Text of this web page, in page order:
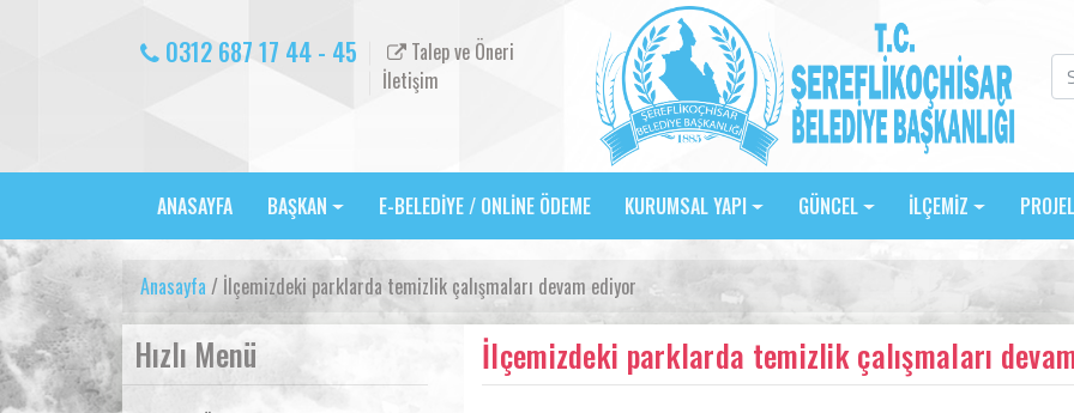
0312 687 17 44 - 45
Talep ve Öneri
İletişim
ANASAYFA BAŞKAN E-BELEDİYE / ONLİNE ÖDEME KURUMSAL YAPI GÜNCEL İLÇEMİZ
Anasayfa / İlçemizdeki parklarda temizlik çalışmaları devam ediyor
Hızlı Menü İlçemizdeki parklarda temizlik çalışmaları